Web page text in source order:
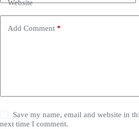
Website
Add Comment *
Save my name, email and website in
next time I comment.